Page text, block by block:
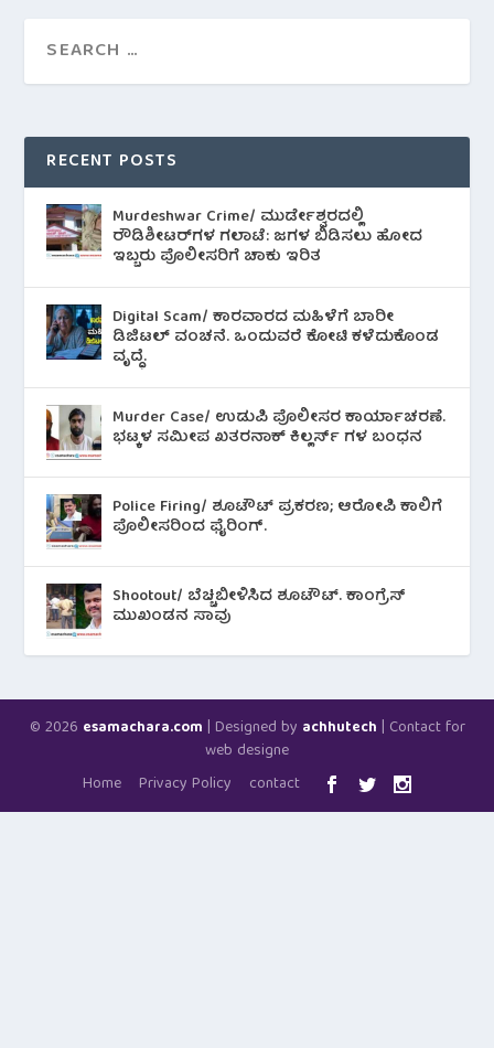
RECENT POSTS
Murdeshwar Crime/ ಮುರ್ಡೇಶ್ವರದಲ್ಲಿ
ರೌಡಿಶೀಟರ್‌ಗಳ ಗಲಾಟೆ: ಜಗಳ ಬಿಡಿಸಲು ಹೋದ
ಇಬ್ಬರು ಪೊಲೀಸರಿಗೆ ಚಾಕು ಇರಿತ
Digital Scam/ ಕಾರವಾರದ ಮಹಿಳೆಗೆ ಬಾರೀ
ಡಿಜಿಟಲ್ ವಂಚನೆ. ಒಂದುವರೆ ಕೋಟಿ ಕಳೆದುಕೊಂಡ
ವೃದ್ಧೆ.
Murder Case/ ಉಡುಪಿ ಪೊಲೀಸರ ಕಾರ್ಯಾಚರಣೆ.
ಭಟ್ಕಳ ಸಮೀಪ ಖತರನಾಕ್ ಕಿಲ್ಲರ್ಸ್ ಗಳ ಬಂಧನ
Police Firing/ ಶೂಟೌಟ್ ಪ್ರಕರಣ; ಆರೋಪಿ ಕಾಲಿಗೆ
ಪೊಲೀಸರಿಂದ ಫೈರಿಂಗ್.
Shootout/ ಬೆಚ್ಚಿಬೀಳಿಸಿದ ಶೂಟೌಟ್‌. ಕಾಂಗ್ರೆಸ್
ಮುಖಂಡನ ಸಾವು
© 2026 esamachara.com | Designed by achhutech | Contact for
web designe
Home
Privacy Policy contact